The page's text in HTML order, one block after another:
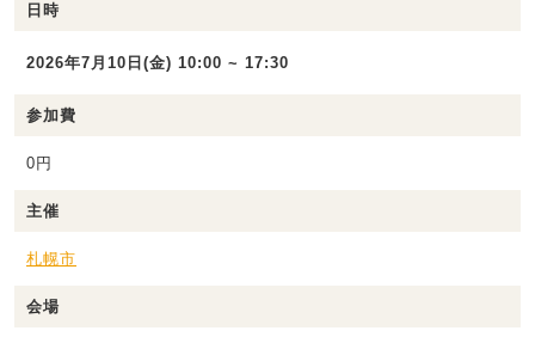
日時
2026年7月10日(金) 10:00 ~ 17:30
参加費
0円
主催
札幌市
会場